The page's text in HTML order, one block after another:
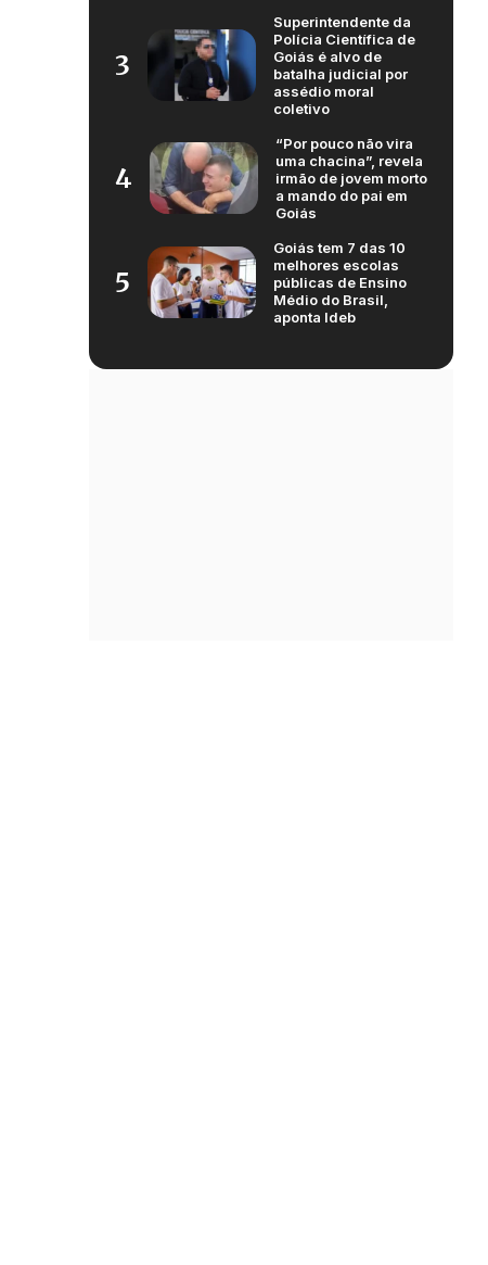
3
Superintendente da
Polícia Científica de
Goiás é alvo de
batalha judicial por
assédio moral
coletivo
4
“Por pouco não vira
uma chacina”, revela
irmão de jovem morto
a mando do pai em
Goiás
5
Goiás tem 7 das 10
melhores escolas
públicas de Ensino
Médio do Brasil,
aponta Ideb